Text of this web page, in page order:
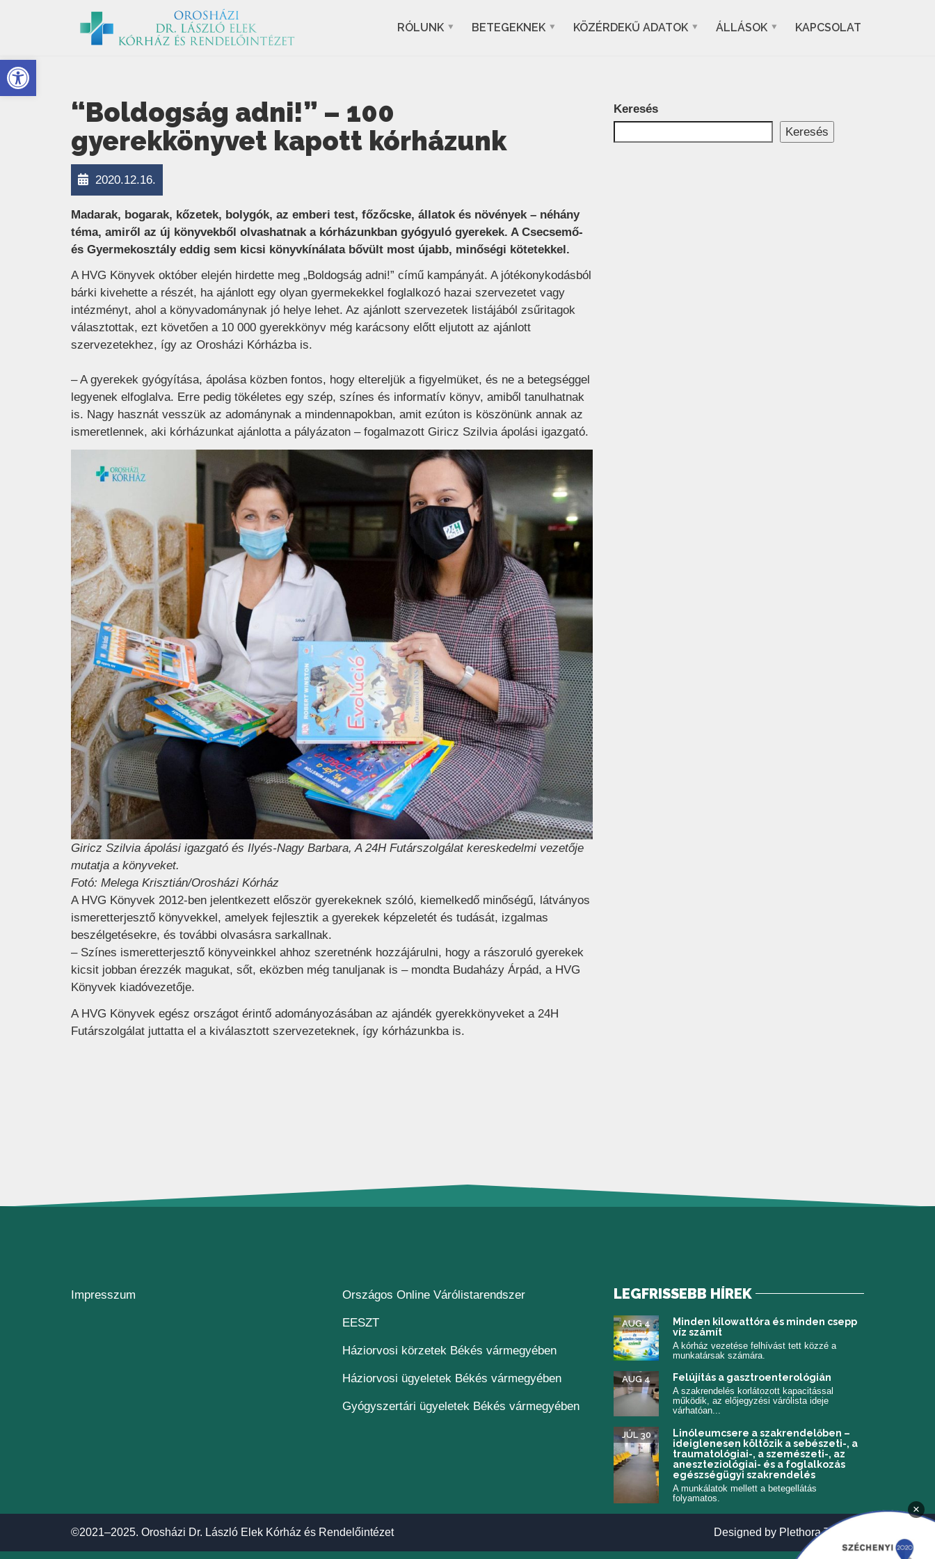
Eszköztár megnyitása
RÓLUNK BETEGEKNEK KÖZÉRDEKŰ ADATOK ÁLLÁSOK KAPCSOLAT
“Boldogság adni!” – 100
gyerekkönyvet kapott kórházunk
2020.12.16.
Madarak, bogarak, kőzetek, bolygók, az emberi test, főzőcske, állatok és növények – néhány
téma, amiről az új könyvekből olvashatnak a kórházunkban gyógyuló gyerekek. A Csecsemő-
és Gyermekosztály eddig sem kicsi könyvkínálata bővült most újabb, minőségi kötetekkel.
A HVG Könyvek október elején hirdette meg „Boldogság adni!” című kampányát. A jótékonykodásból
bárki kivehette a részét, ha ajánlott egy olyan gyermekekkel foglalkozó hazai szervezetet vagy
intézményt, ahol a könyvadománynak jó helye lehet. Az ajánlott szervezetek listájából zsűritagok
választottak, ezt követően a 10 000 gyerekkönyv még karácsony előtt eljutott az ajánlott
szervezetekhez, így az Orosházi Kórházba is.
– A gyerekek gyógyítása, ápolása közben fontos, hogy eltereljük a figyelmüket, és ne a betegséggel
legyenek elfoglalva. Erre pedig tökéletes egy szép, színes és informatív könyv, amiből tanulhatnak
is. Nagy hasznát vesszük az adománynak a mindennapokban, amit ezúton is köszönünk annak az
ismeretlennek, aki kórházunkat ajánlotta a pályázaton – fogalmazott Giricz Szilvia ápolási igazgató.
Giricz Szilvia ápolási igazgató és Ilyés-Nagy Barbara, A 24H Futárszolgálat kereskedelmi vezetője
mutatja a könyveket.
Fotó: Melega Krisztián/Orosházi Kórház
A HVG Könyvek 2012-ben jelentkezett először gyerekeknek szóló, kiemelkedő minőségű, látványos
ismeretterjesztő könyvekkel, amelyek fejlesztik a gyerekek képzeletét és tudását, izgalmas
beszélgetésekre, és további olvasásra sarkallnak.
– Színes ismeretterjesztő könyveinkkel ahhoz szeretnénk hozzájárulni, hogy a rászoruló gyerekek
kicsit jobban érezzék magukat, sőt, eközben még tanuljanak is – mondta Budaházy Árpád, a HVG
Könyvek kiadóvezetője.
A HVG Könyvek egész országot érintő adományozásában az ajándék gyerekkönyveket a 24H
Futárszolgálat juttatta el a kiválasztott szervezeteknek, így kórházunkba is.
Keresés
Keresés
Impresszum Országos Online Várólistarendszer(új ablakban nyílik meg)
EESZT(új ablakban nyílik meg)
Háziorvosi körzetek Békés vármegyében
Háziorvosi ügyeletek Békés vármegyében
Gyógyszertári ügyeletek Békés vármegyében
LEGFRISSEBB HÍREK
Minden kilowattóra és minden csepp
víz számít
AUG 4
A kórház vezetése felhívást tett közzé a
munkatársak számára.
Felújítás a gasztroenterológián
AUG 4
A szakrendelés korlátozott kapacitással
működik, az előjegyzési várólista ideje
várhatóan...
Linóleumcsere a szakrendelőben –
ideiglenesen költözik a sebészeti-, a
traumatológiai-, a szemészeti-, az
aneszteziológiai- és a foglalkozás
egészségügyi szakrendelés
JÚL 30
A munkálatok mellett a betegellátás
folyamatos.
©2021–2025. Orosházi Dr. László Elek Kórház és Rendelőintézet Designed by Plethora Themes
×